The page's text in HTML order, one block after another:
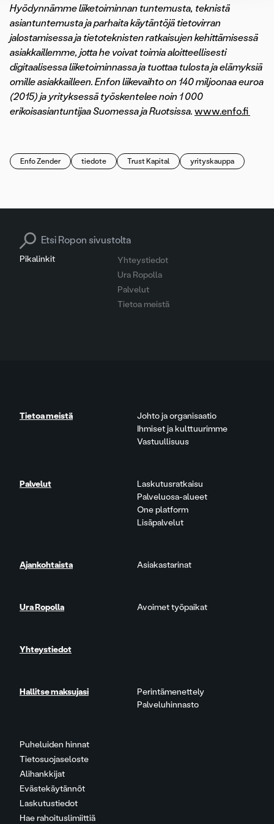
Hyödynnämme liiketoiminnan tuntemusta, teknistä
asiantuntemusta ja parhaita käytäntöjä tietovirran
jalostamisessa ja tietoteknisten ratkaisujen kehittämisessä
asiakkaillemme, jotta he voivat toimia aloitteellisesti
digitaalisessa liiketoiminnassa ja tuottaa tulosta ja elämyksiä
omille asiakkailleen. Enfon liikevaihto on 140 miljoonaa euroa
(2015) ja yrityksessä työskentelee noin 1 000
erikoisasiantuntijaa Suomessa ja Ruotsissa. www.enfo.fi
Enfo Zender tiedote Trust Kapital yrityskauppa
Pikalinkit
Yhteystiedot
Ura Ropolla
Palvelut
Tietoa meistä
Search for:
Puheluiden hinnat
Tietosuojaseloste
Alihankkijat
Evästekäytännöt
Laskutustiedot
Hae rahoituslimiittiä
Tietoa meistä
Johto ja organisaatio
Ihmiset ja kulttuurimme
Vastuullisuus
Palvelut
Laskutusratkaisu
Palveluosa-alueet
One platform
Lisäpalvelut
Ajankohtaista Asiakastarinat
Ura Ropolla Avoimet työpaikat
Yhteystiedot
Hallitse maksujasi
Perintämenettely
Palveluhinnasto